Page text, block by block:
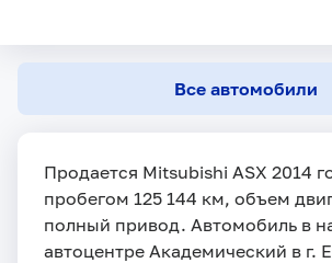
Все автомобили
Продается Mitsubishi ASX 2014
пробегом 125 144 км, объем
полный привод. Автомобиль в
автоцентре Академический в г.